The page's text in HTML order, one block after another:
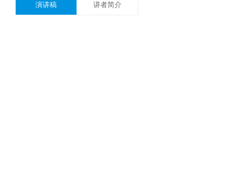
演讲稿 讲者简介